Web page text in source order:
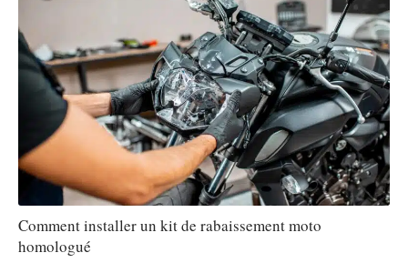
Comment installer un kit de rabaissement moto
homologué